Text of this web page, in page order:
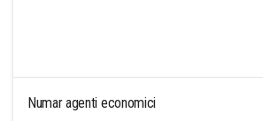
Numar agenti economici